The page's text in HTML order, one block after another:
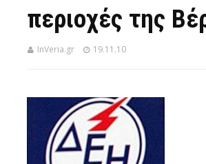
περιοχές της
InVeria.gr 19.11.10